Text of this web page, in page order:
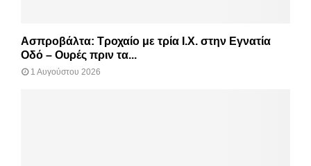
Ασπροβάλτα: Τροχαίο με τρία Ι.Χ. στην Εγνατία
Οδό – Ουρές πριν τα...
1 Αυγούστου 2026